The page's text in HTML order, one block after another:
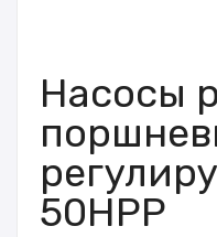
Насосы
50НРР